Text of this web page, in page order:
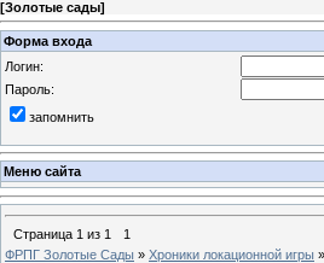
[Золотые сады]
Форма входа
Логин:
Пароль:
запомнить
Меню сайта
Страница 1 из 1
1
ФРПГ Золотые Сады » Хроники локационной игры »